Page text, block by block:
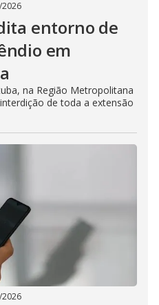
entorno de
em
na Região Metropolitana
de toda a extensão